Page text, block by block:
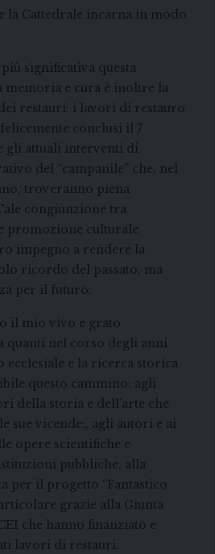
la Cattedrale incarna in modo
significativa questa
memoria e cura è inoltre la
restauri: i lavori di restauro
conclusi il 7
gli attuali interventi di
del “campanile” che, nel
troveranno piena
congiunzione tra
promozione culturale
impegno a rendere la
ricordo del passato, ma
per il futuro.
il mio vivo e grato
quanti nel corso degli anni
ecclesiale e la ricerca storica
questo cammino: agli
della storia e dell’arte che
sue vicende;, agli autori e ai
opere scientifiche e
pubbliche, alla
per il progetto “Fantastico
grazie alla Giunta
che hanno finanziato e
lavori di restauri.